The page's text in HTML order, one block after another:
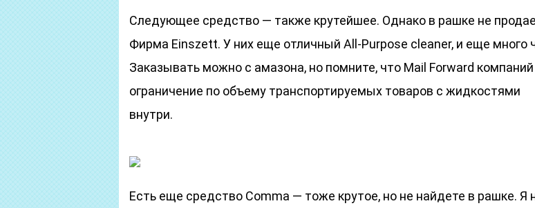
Следующее средство — также крутейшее. Однако в рашке не
Фирма Einszett. У них еще отличный All-Purpose cleaner, и еще много
Заказывать можно с амазона, но помните, что Mail Forward
ограничение по объему транспортируемых товаров с жидкостями
внутри.
Есть еще средство Comma — тоже крутое, но не найдете в рашке. Я